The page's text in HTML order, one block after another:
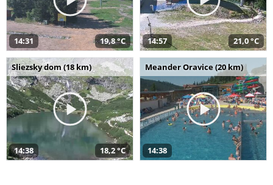
14:31 19,8 °C 14:57 21,0 °C
Sliezsky dom (18 km)
14:38 18,2 °C
Meander Oravice (20 km)
14:38